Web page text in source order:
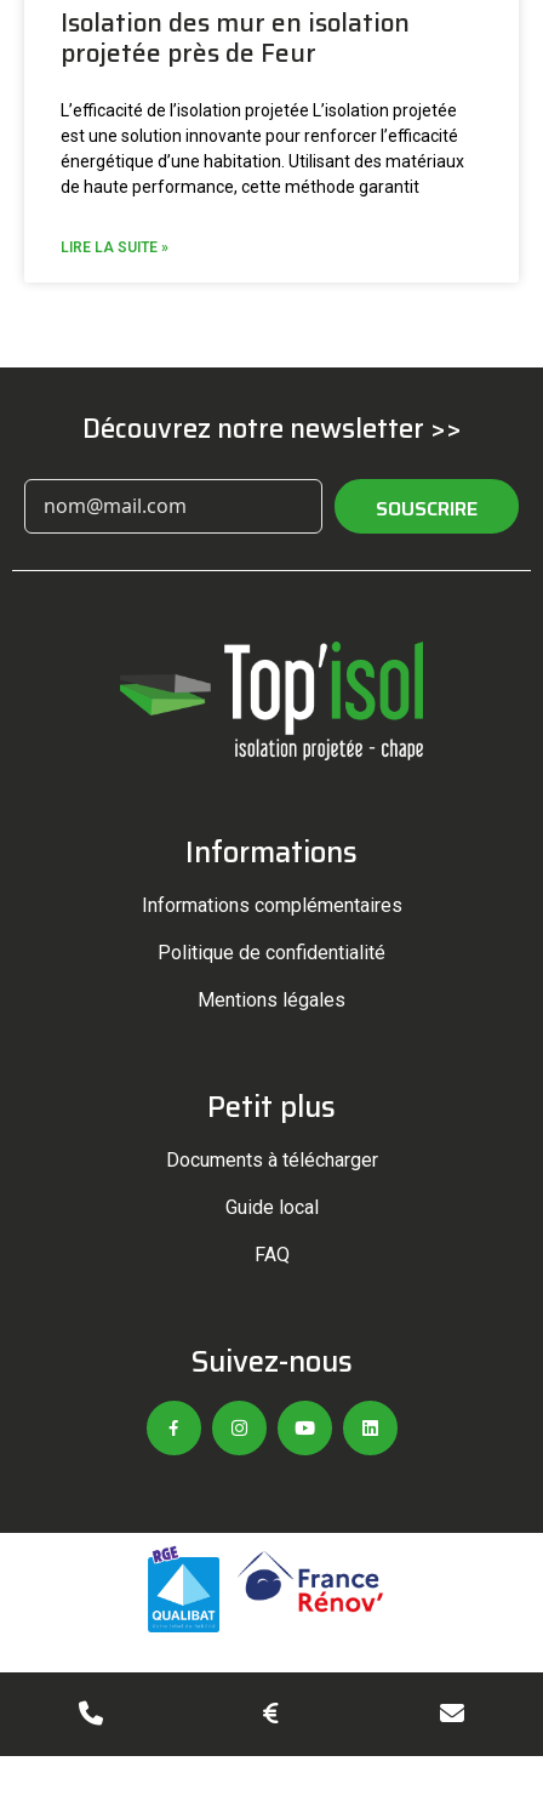
Isolation des mur en isolation
projetée près de Feur
L’efficacité de l’isolation projetée L’isolation projetée
est une solution innovante pour renforcer l’efficacité
énergétique d’une habitation. Utilisant des matériaux
de haute performance, cette méthode garantit
LIRE LA SUITE »
Découvrez notre newsletter >>
SOUSCRIRE
Informations
Informations complémentaires
Politique de confidentialité
Mentions légales
Petit plus
Documents à télécharger
Guide local
FAQ
Suivez-nous